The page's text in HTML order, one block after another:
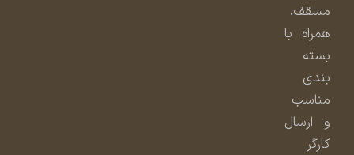
مسقف،
همراه با
بسته
بندی
مناسب
و ارسال